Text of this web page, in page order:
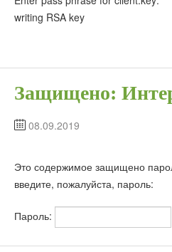
writing RSA key
Защищено:
08.09.2019
Это содержимое защищено
введите, пожалуйста, пароль:
Пароль: